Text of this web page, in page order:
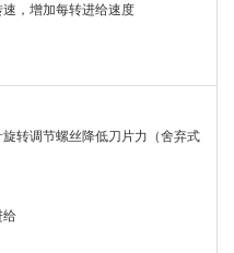
速，增加每转进给速度
旋转调节螺丝降低刀片力（舍弃式
给